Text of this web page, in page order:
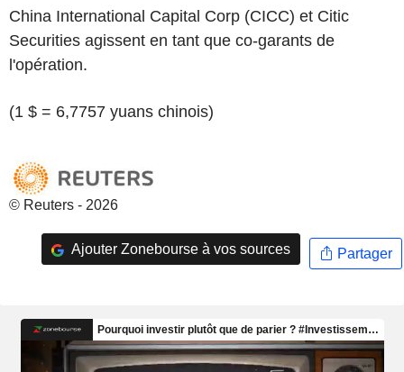
China International Capital Corp (CICC) et Citic
Securities agissent en tant que co-garants de
l'opération.
(1 $ = 6,7757 yuans chinois)
© Reuters - 2026
Ajouter Zonebourse à vos sources Partager